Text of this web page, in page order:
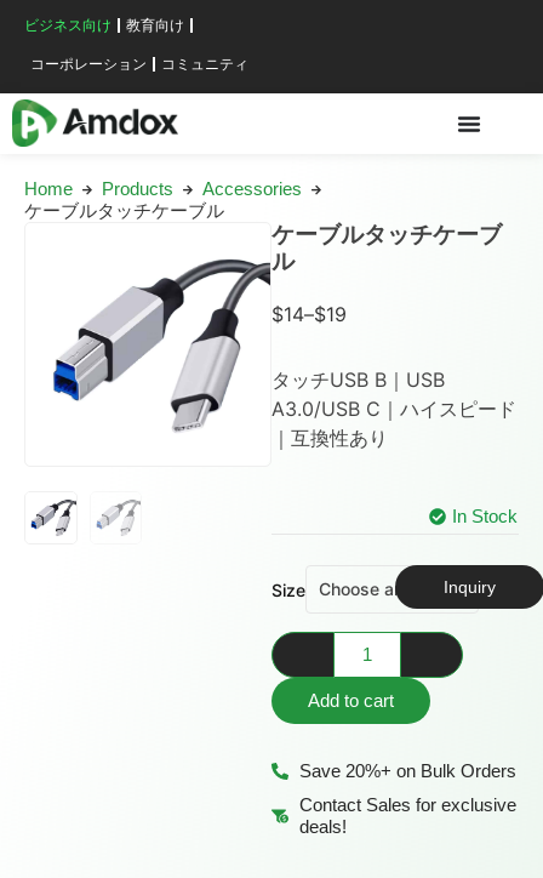
ビジネス向け 教育向け
コーポレーション コミュニティ
Home Products
Accessories
ケーブルタッチケーブル
ケーブルタッチケーブ
ル
$14–$19
タッチUSB B｜USB
A3.0/USB C｜ハイスピード
｜互換性あり
In Stock
Size
Add to cart
Inquiry
Save 20%+ on Bulk Orders
Contact Sales for exclusive
deals!